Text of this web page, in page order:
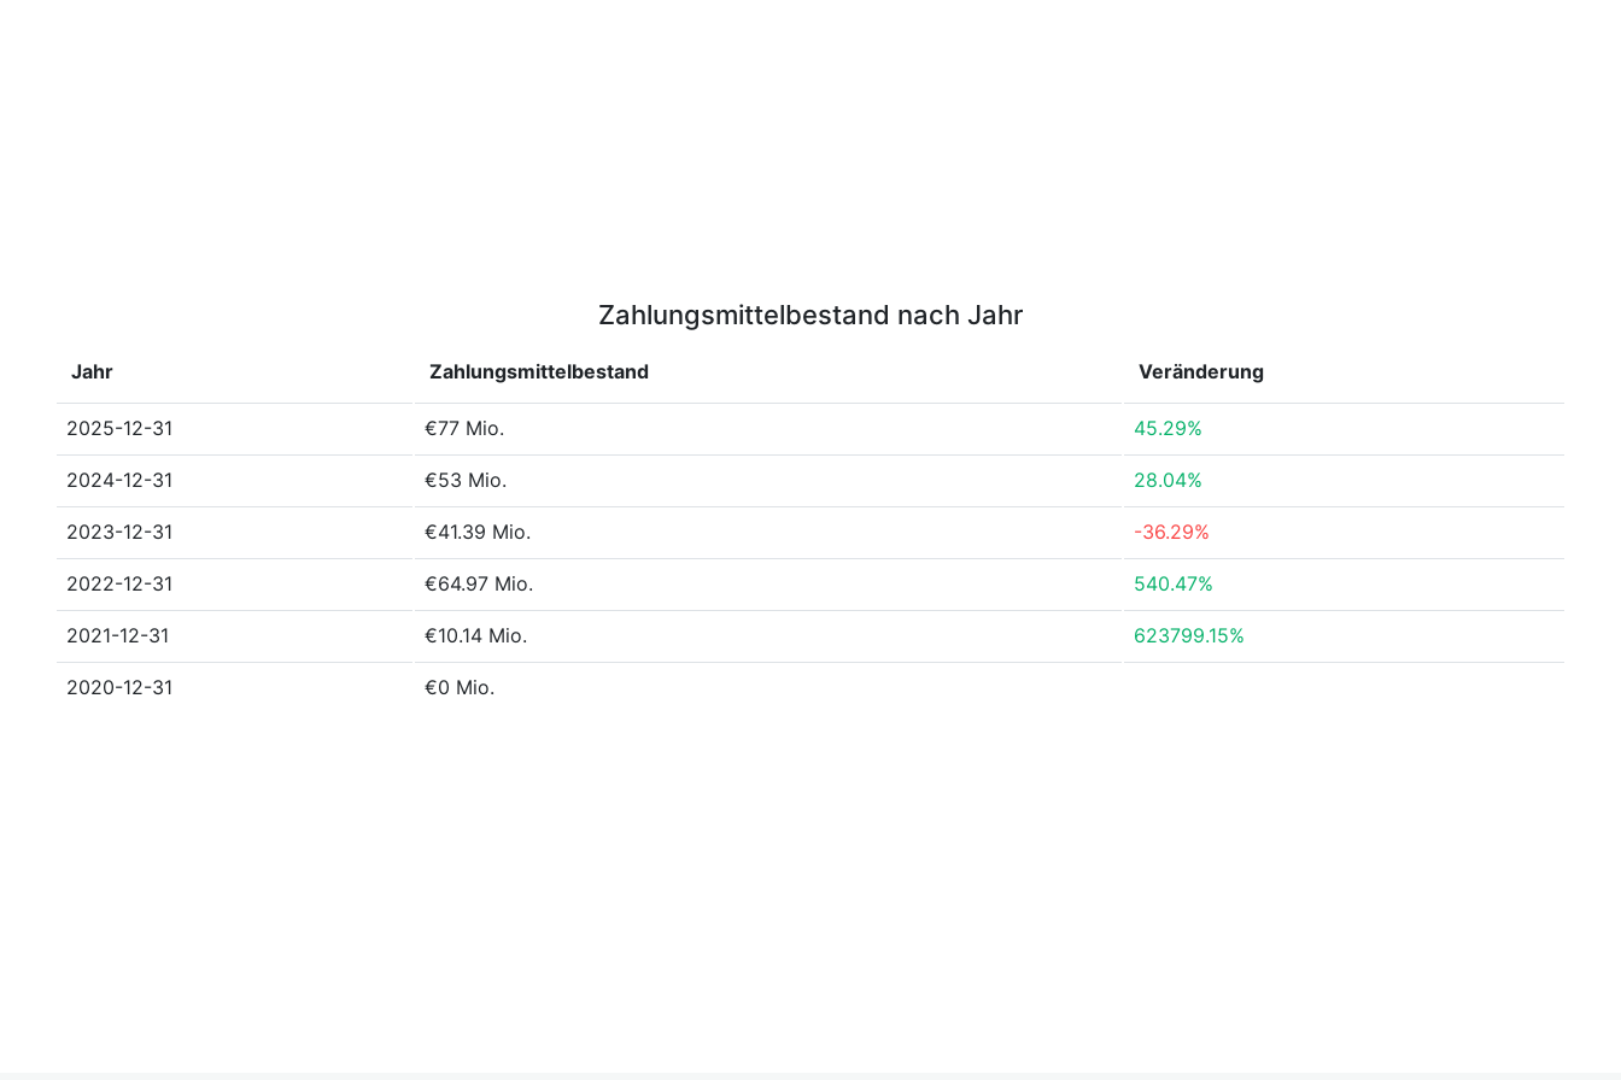
Zahlungsmittelbestand nach Jahr
Jahr Zahlungsmittelbestand Veränderung
2025-12-31 €77 Mio. 45.29%
2024-12-31 €53 Mio. 28.04%
2023-12-31 €41.39 Mio. -36.29%
2022-12-31 €64.97 Mio. 540.47%
2021-12-31 €10.14 Mio. 623799.15%
2020-12-31 €0 Mio.